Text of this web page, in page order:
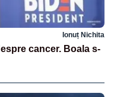
Ionuț Nichita
cancer. Boala s-